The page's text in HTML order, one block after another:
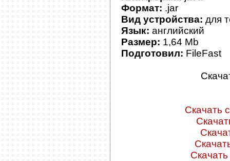
Формат: .jar
Вид устройства: для
Язык: английский
Размер: 1,64 Mb
Подготовил: FileFast
Скачать